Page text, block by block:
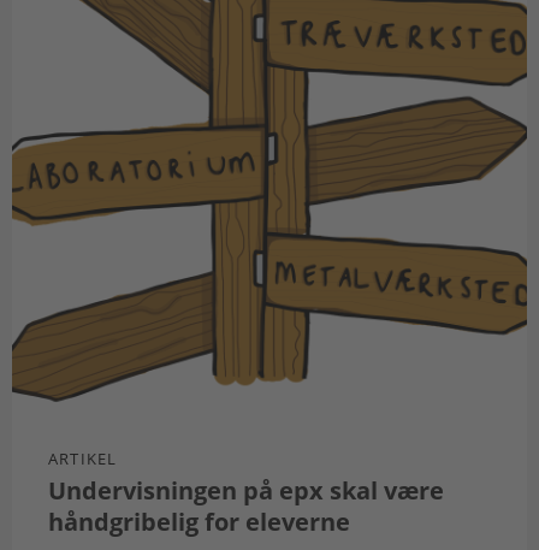
ARTIKEL
Undervisningen på epx skal være
håndgribelig for eleverne